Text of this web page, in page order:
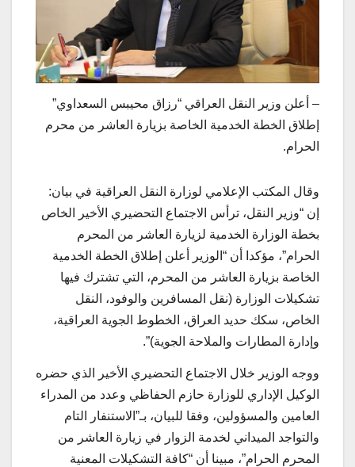
– أعلن وزير النقل العراقي “رزاق محيبس السعداوي”
إطلاق الخطة الخدمية الخاصة بزيارة العاشر من محرم
الحرام.
وقال المكتب الإعلامي لوزارة النقل العراقية في بيان:
إن “وزير النقل، ترأس الاجتماع التحضيري الأخير الخاص
بخطة الوزارة الخدمية لزيارة العاشر من المحرم
الحرام”، مؤكدا أن “الوزير أعلن إطلاق الخطة الخدمية
الخاصة بزيارة العاشر من المحرم، التي تشترك فيها
تشكيلات الوزارة (نقل المسافرين والوفود، النقل
الخاص، سكك حديد العراق، الخطوط الجوية العراقية،
وإدارة المطارات والملاحة الجوية)”.
ووجه الوزير خلال الاجتماع التحضيري الأخير الذي حضره
الوكيل الإداري للوزارة حازم الحفاظي وعدد من المدراء
العامين والمسؤولين، وفقا للبيان، بـ”الاستنفار التام
والتواجد الميداني لخدمة الزوار في زيارة العاشر من
المحرم الحرام”، مبينا أن “كافة التشكيلات المعنية